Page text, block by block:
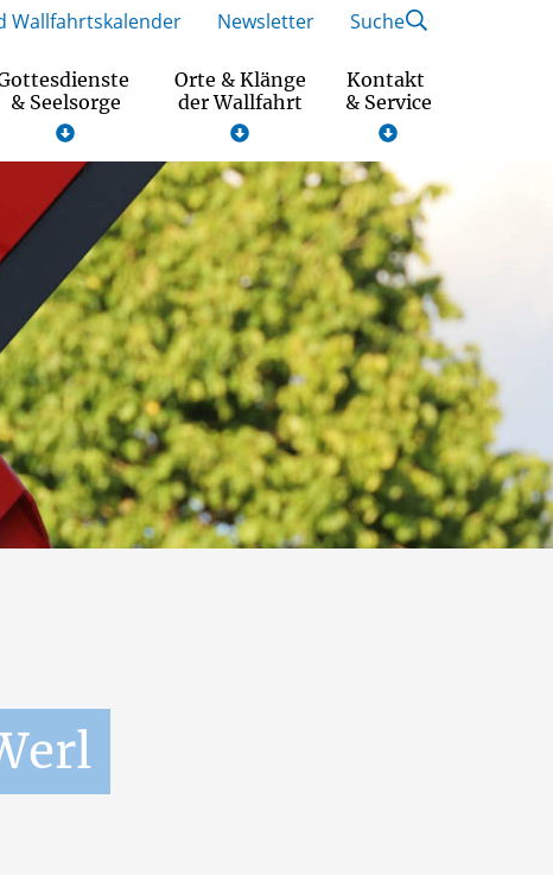
& Seelsorge
Orte & Klänge
der Wallfahrt
Kontakt
& Service
Wallfahrtskalender Newsletter Suche